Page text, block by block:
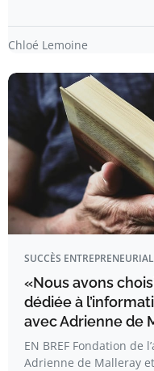
Chloé Lemoine
SUCCÈS ENTREPRENEURIAL
«Nous avons
dédiée à
avec Adrienne de
EN BREF Fondation de
Adrienne de Malleray